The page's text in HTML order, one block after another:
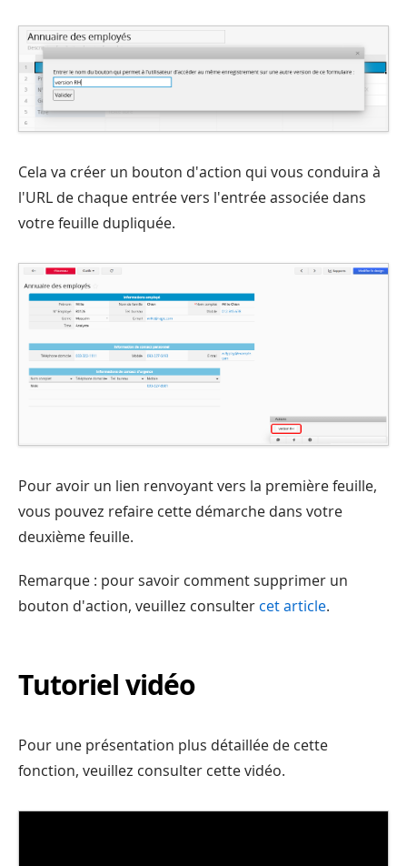
Cela va créer un bouton d'action qui vous conduira à
l'URL de chaque entrée vers l'entrée associée dans
votre feuille dupliquée.
Pour avoir un lien renvoyant vers la première feuille,
vous pouvez refaire cette démarche dans votre
deuxième feuille.
Remarque : pour savoir comment supprimer un
bouton d'action, veuillez consulter cet article.
Tutoriel vidéo
Pour une présentation plus détaillée de cette
fonction, veuillez consulter cette vidéo.